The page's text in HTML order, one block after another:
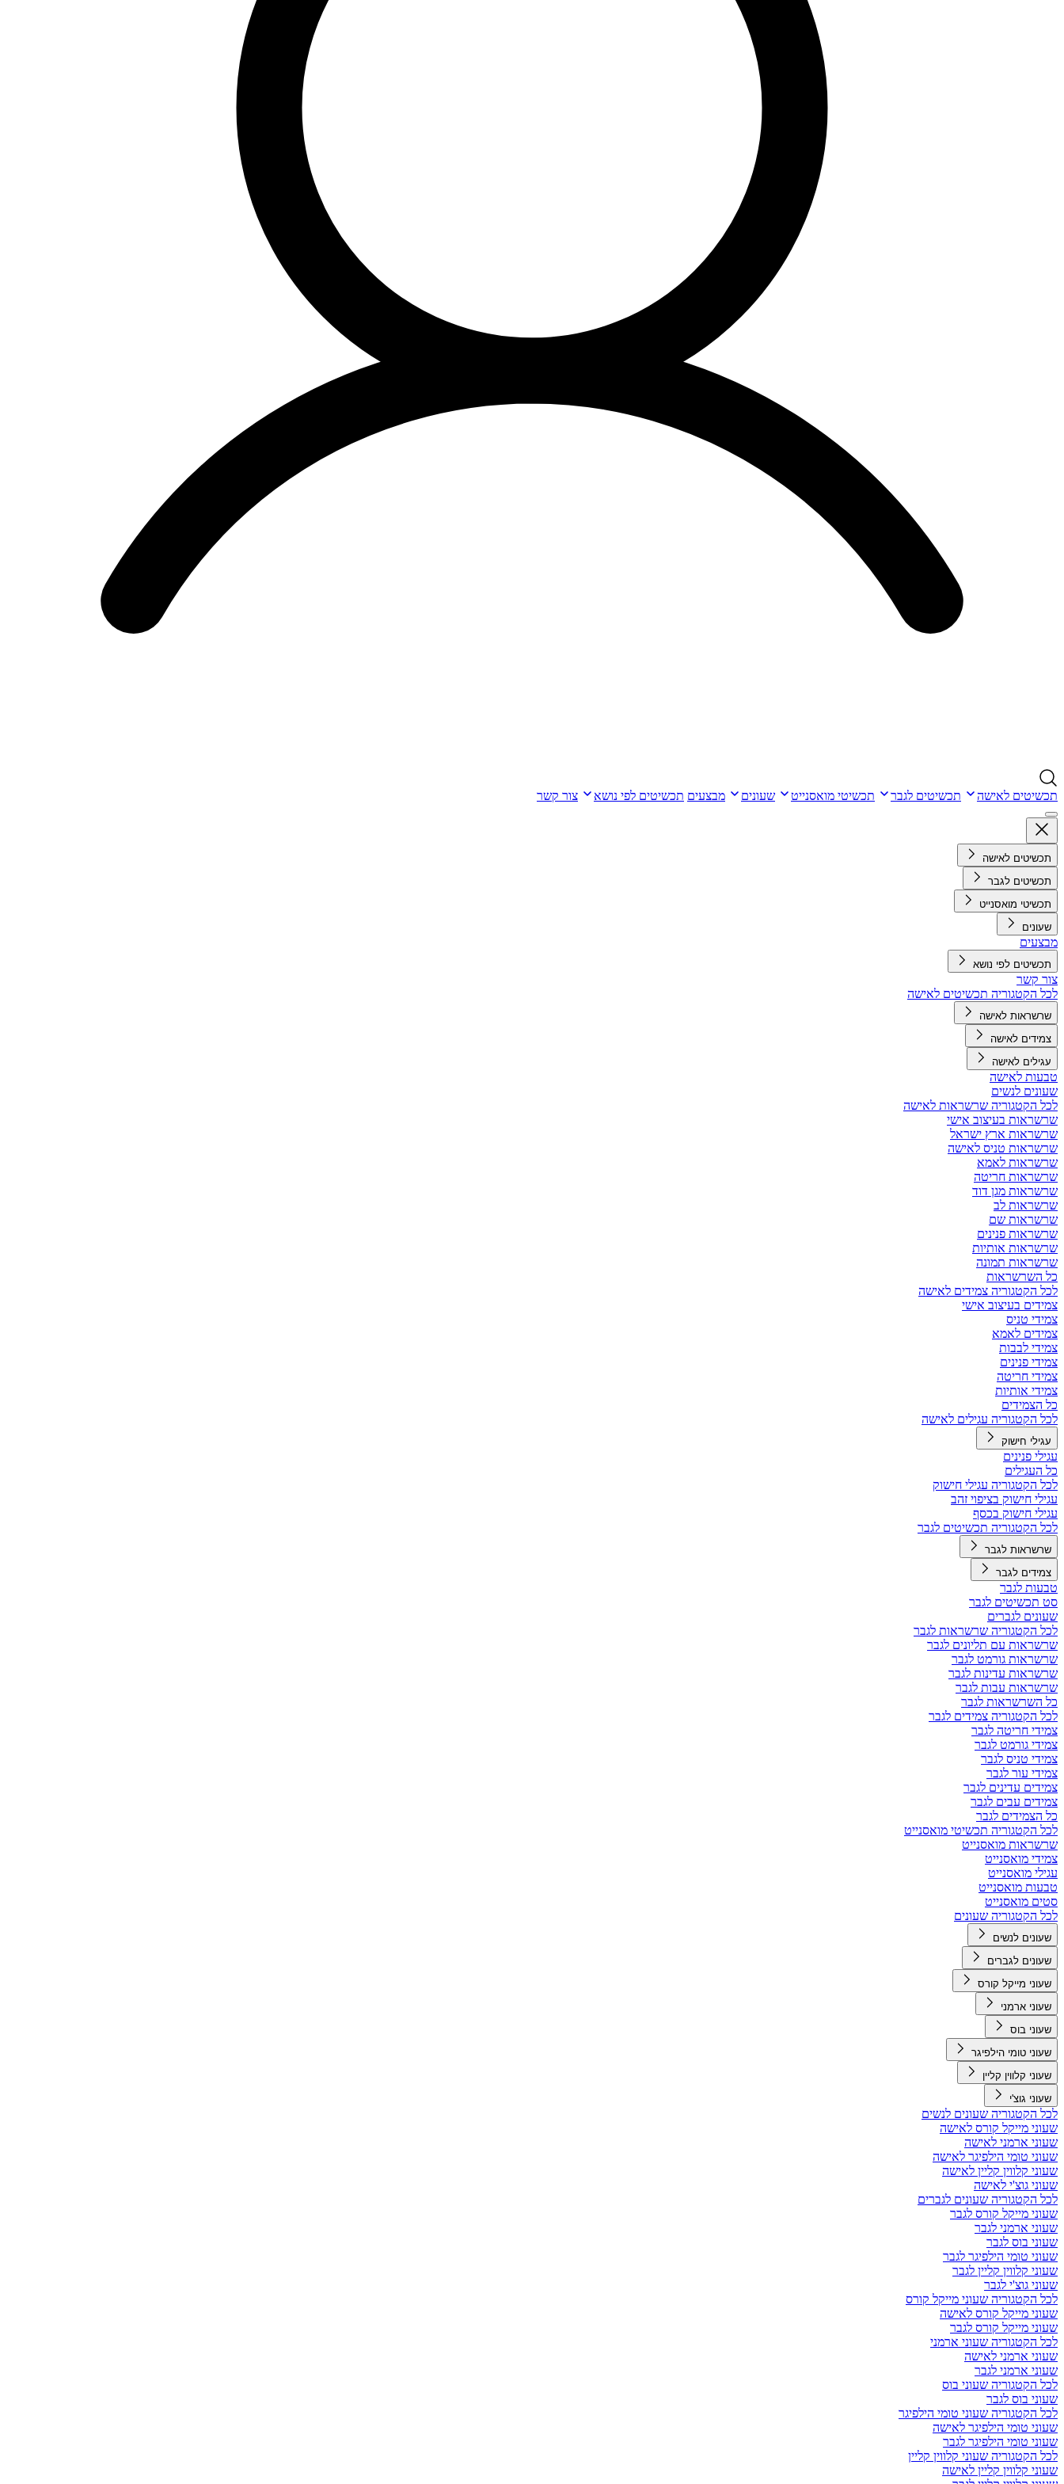
תכשיטים לאישה תכשיטים לגבר תכשיטי מואסנייט שעונים מבצעים תכשיטים לפי נושא צור קשר
תכשיטים לאישה
תכשיטים לגבר
תכשיטי מואסנייט
שעונים
מבצעים
תכשיטים לפי נושא
צור קשר
לכל הקטגוריה תכשיטים לאישה
שרשראות לאישה
צמידים לאישה
עגילים לאישה
טבעות לאישה
שעונים לנשים
לכל הקטגוריה שרשראות לאישה
שרשראות בעיצוב אישי
שרשראות ארץ ישראל
שרשראות טניס לאישה
שרשראות לאמא
שרשראות חריטה
שרשראות מגן דוד
שרשראות לב
שרשראות שם
שרשראות פנינים
שרשראות אותיות
שרשראות תמונה
כל השרשראות
לכל הקטגוריה צמידים לאישה
צמידים בעיצוב אישי
צמידי טניס
צמידים לאמא
צמידי לבבות
צמידי פנינים
צמידי חריטה
צמידי אותיות
כל הצמידים
לכל הקטגוריה עגילים לאישה
עגילי חישוק
עגילי פנינים
כל העגילים
לכל הקטגוריה עגילי חישוק
עגילי חישוק בציפוי זהב
עגילי חישוק בכסף
לכל הקטגוריה תכשיטים לגבר
שרשראות לגבר
צמידים לגבר
טבעות לגבר
סט תכשיטים לגבר
שעונים לגברים
לכל הקטגוריה שרשראות לגבר
שרשראות עם תליונים לגבר
שרשראות גורמט לגבר
שרשראות עדינות לגבר
שרשראות עבות לגבר
כל השרשראות לגבר
לכל הקטגוריה צמידים לגבר
צמידי חריטה לגבר
צמידי גורמט לגבר
צמידי טניס לגבר
צמידי עור לגבר
צמידים עדינים לגבר
צמידים עבים לגבר
כל הצמידים לגבר
לכל הקטגוריה תכשיטי מואסנייט
שרשראות מואסנייט
צמידי מואסנייט
עגילי מואסנייט
טבעות מואסנייט
סטים מואסנייט
לכל הקטגוריה שעונים
שעונים לנשים
שעונים לגברים
שעוני מייקל קורס
שעוני ארמני
שעוני בוס
שעוני טומי הילפיגר
שעוני קלווין קליין
שעוני גוצ'י
לכל הקטגוריה שעונים לנשים
שעוני מייקל קורס לאישה
שעוני ארמני לאישה
שעוני טומי הילפיגר לאישה
שעוני קלווין קליין לאישה
שעוני גוצ'י לאישה
לכל הקטגוריה שעונים לגברים
שעוני מייקל קורס לגבר
שעוני ארמני לגבר
שעוני בוס לגבר
שעוני טומי הילפיגר לגבר
שעוני קלווין קליין לגבר
שעוני גוצ'י לגבר
לכל הקטגוריה שעוני מייקל קורס
שעוני מייקל קורס לאישה
שעוני מייקל קורס לגבר
לכל הקטגוריה שעוני ארמני
שעוני ארמני לאישה
שעוני ארמני לגבר
לכל הקטגוריה שעוני בוס
שעוני בוס לגבר
לכל הקטגוריה שעוני טומי הילפיגר
שעוני טומי הילפיגר לאישה
שעוני טומי הילפיגר לגבר
לכל הקטגוריה שעוני קלווין קליין
שעוני קלווין קליין לאישה